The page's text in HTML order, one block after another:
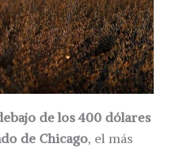
de los 400 dólares
de Chicago, el más